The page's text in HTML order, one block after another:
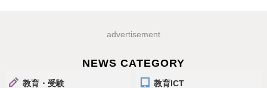
advertisement
NEWS CATEGORY
教育・受験 教育ICT